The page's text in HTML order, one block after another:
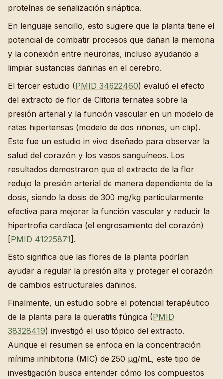
proteínas de señalización sináptica.
En lenguaje sencillo, esto sugiere que la planta tiene el
potencial de combatir procesos que dañan la memoria
y la conexión entre neuronas, incluso ayudando a
limpiar sustancias dañinas en el cerebro.
El tercer estudio (PMID 34622460) evaluó el efecto
del extracto de flor de Clitoria ternatea sobre la
presión arterial y la función vascular en un modelo de
ratas hipertensas (modelo de dos riñones, un clip).
Este fue un estudio in vivo diseñado para observar la
salud del corazón y los vasos sanguíneos. Los
resultados demostraron que el extracto de la flor
redujo la presión arterial de manera dependiente de la
dosis, siendo la dosis de 300 mg/kg particularmente
efectiva para mejorar la función vascular y reducir la
hipertrofia cardíaca (el engrosamiento del corazón)
[PMID 41225871].
Esto significa que las flores de la planta podrían
ayudar a regular la presión alta y proteger el corazón
de cambios estructurales dañinos.
Finalmente, un estudio sobre el potencial terapéutico
de la planta para la queratitis fúngica (PMID
38328419) investigó el uso tópico del extracto.
Aunque el resumen se enfoca en la concentración
mínima inhibitoria (MIC) de 250 µg/mL, este tipo de
investigación busca entender cómo los compuestos